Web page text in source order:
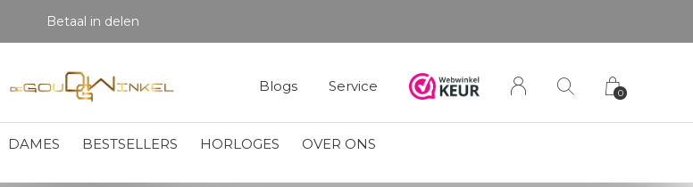
DAMES BESTSELLERS HORLOGES OVER ONS
Blogs Service 0
Betaal in delen